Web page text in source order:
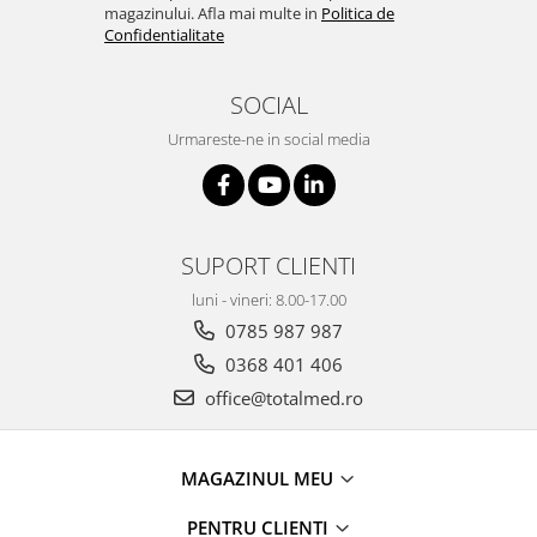
OCT - Tomografe in coerenta
Optotipuri, teste de vedere si
proiectoare de teste
Tensiometre si stetoscoape
Teste Cromatice
magazinului. Afla mai multe in Politica de
Confidentialitate
SOCIAL
Urmareste-ne in social media
SUPORT CLIENTI
luni - vineri: 8.00-17.00
0785 987 987
0368 401 406
office@totalmed.ro
MAGAZINUL MEU
PENTRU CLIENTI